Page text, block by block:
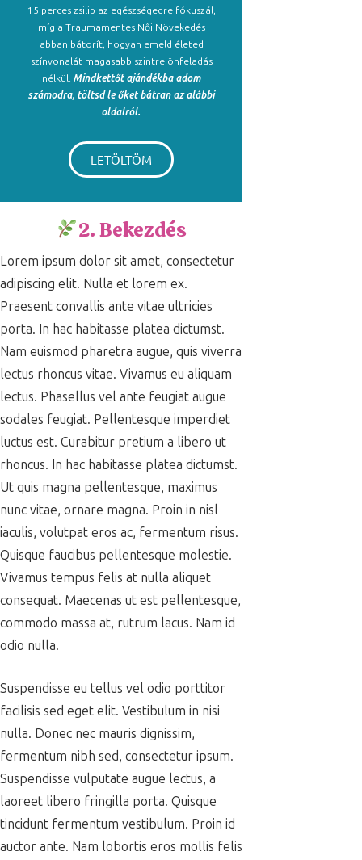
15 perces zsilip az egészségedre fókuszál,
míg a Traumamentes Női Növekedés
abban bátorít, hogyan emeld életed
színvonalát magasabb szintre önfeladás
nélkül. Mindkettőt ajándékba adom
számodra, töltsd le őket bátran az alábbi
oldalról.
LETÖLTÖM
2. Bekezdés
Lorem ipsum dolor sit amet, consectetur
adipiscing elit. Nulla et lorem ex.
Praesent convallis ante vitae ultricies
porta. In hac habitasse platea dictumst.
Nam euismod pharetra augue, quis viverra
lectus rhoncus vitae. Vivamus eu aliquam
lectus. Phasellus vel ante feugiat augue
sodales feugiat. Pellentesque imperdiet
luctus est. Curabitur pretium a libero ut
rhoncus. In hac habitasse platea dictumst.
Ut quis magna pellentesque, maximus
nunc vitae, ornare magna. Proin in nisl
iaculis, volutpat eros ac, fermentum risus.
Quisque faucibus pellentesque molestie.
Vivamus tempus felis at nulla aliquet
consequat. Maecenas ut est pellentesque,
commodo massa at, rutrum lacus. Nam id
odio nulla.
Suspendisse eu tellus vel odio porttitor
facilisis sed eget elit. Vestibulum in nisi
nulla. Donec nec mauris dignissim,
fermentum nibh sed, consectetur ipsum.
Suspendisse vulputate augue lectus, a
laoreet libero fringilla porta. Quisque
tincidunt fermentum vestibulum. Proin id
auctor ante. Nam lobortis eros mollis felis